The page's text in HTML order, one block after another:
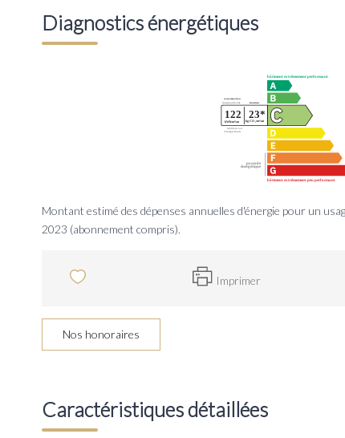
Diagnostics énergétiques
Montant estimé des dépenses annuelles d'énergie pour un
2023 (abonnement compris).
Imprimer
Nos honoraires
Caractéristiques détaillées